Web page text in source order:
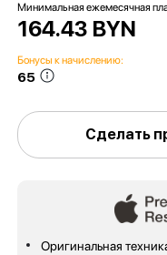
Минимальная ежемесячная
164.43 BYN
Бонусы к начислению:
65
Сделать
Оригинальная